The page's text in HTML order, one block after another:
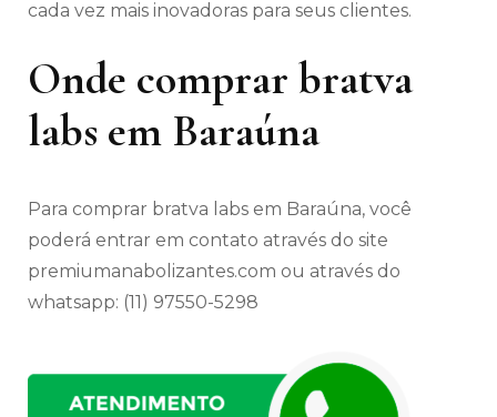
cada vez mais inovadoras para seus clientes.
Onde comprar bratva
labs em Baraúna
Para comprar bratva labs em Baraúna, você
poderá entrar em contato através do site
premiumanabolizantes.com ou através do
whatsapp: (11) 97550-5298